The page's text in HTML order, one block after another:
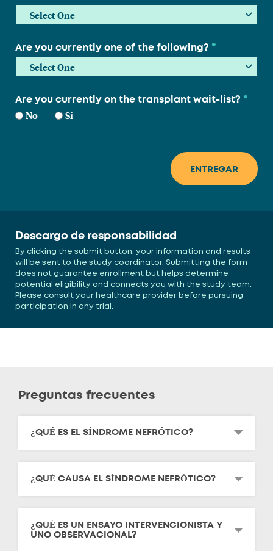
Are you currently one of the following? *
Are you currently on the transplant wait-list? *
No Sí
Descargo de responsabilidad
By clicking the submit button, your information and results
will be sent to the study coordinator. Submitting the form
does not guarantee enrollment but helps determine
potential eligibility and connects you with the study team.
Please consult your healthcare provider before pursuing
participation in any trial.
Preguntas frecuentes
¿QUÉ ES EL SÍNDROME NEFRÓTICO?
¿QUÉ CAUSA EL SÍNDROME NEFRÓTICO?
¿QUÉ ES UN ENSAYO INTERVENCIONISTA Y
UNO OBSERVACIONAL?